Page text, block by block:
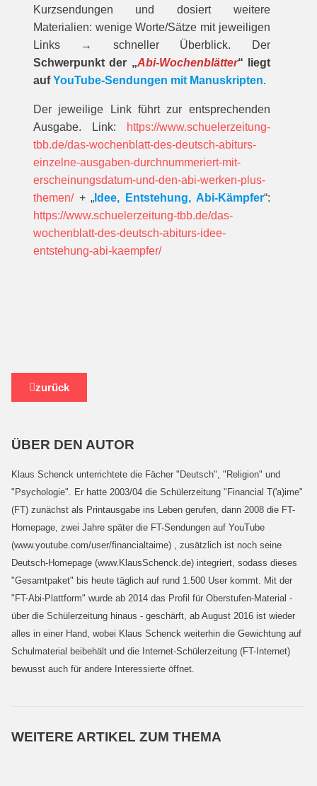
Kurzsendungen und dosiert weitere
Materialien: wenige Worte/Sätze mit jeweiligen
Links → schneller Überblick. Der
Schwerpunkt der „Abi-Wochenblätter“ liegt
aufYouTube-Sendungen mit Manuskripten.
Der jeweilige Link führt zur entsprechenden
Ausgabe. Link:
https://www.schuelerzeitung-
tbb.de/das-wochenblatt-des-deutsch-abiturs-
einzelne-ausgaben-durchnummeriert-mit-
erscheinungsdatum-und-den-abi-werken-plus-
themen/+ „ Idee, Entstehung, Abi-Kämpfer“:
https://www.schuelerzeitung-tbb.de/das-
wochenblatt-des-deutsch-abiturs-idee-
entstehung-abi-kaempfer/
zurück
ÜBER DEN AUTOR
Klaus Schenck unterrichtete die Fächer "Deutsch", "Religion" und
"Psychologie". Er hatte 2003/04 die Schülerzeitung "Financial T('a)ime"
(FT) zunächst als Printausgabe ins Leben gerufen, dann 2008 die FT-
Homepage, zwei Jahre später die FT-Sendungen auf YouTube
(www.youtube.com/user/financialtaime) , zusätzlich ist noch seine
Deutsch-Homepage (www.KlausSchenck.de) integriert, sodass dieses
"Gesamtpaket" bis heute täglich auf rund 1.500 User kommt. Mit der
"FT-Abi-Plattform" wurde ab 2014 das Profil für Oberstufen-Material -
über die Schülerzeitung hinaus - geschärft, ab August 2016 ist wieder
alles in einer Hand, wobei Klaus Schenck weiterhin die Gewichtung auf
Schulmaterial beibehält und die Internet-Schülerzeitung (FT-Internet)
bewusst auch für andere Interessierte öffnet.
WEITERE ARTIKEL ZUM THEMA